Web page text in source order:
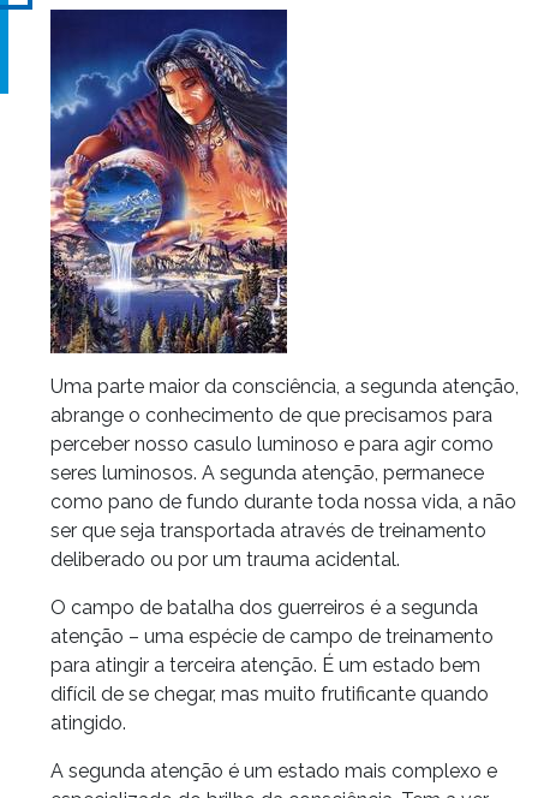
Uma parte maior da consciência, a segunda atenção,
abrange o conhecimento de que precisamos para
perceber nosso casulo luminoso e para agir como
seres luminosos. A segunda atenção, permanece
como pano de fundo durante toda nossa vida, a não
ser que seja transportada através de treinamento
deliberado ou por um trauma acidental.
O campo de batalha dos guerreiros é a segunda
atenção – uma espécie de campo de treinamento
para atingir a terceira atenção. É um estado bem
difícil de se chegar, mas muito frutificante quando
atingido.
A segunda atenção é um estado mais complexo e